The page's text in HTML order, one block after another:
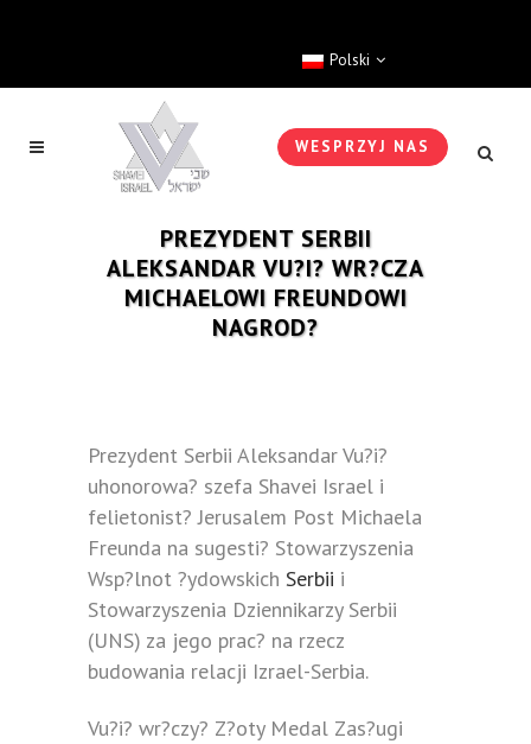
Polski
WESPRZYJ NAS
PREZYDENT SERBII
ALEKSANDAR VU?I? WR?CZA
MICHAELOWI FREUNDOWI
NAGROD?
Prezydent Serbii Aleksandar Vu?i?
uhonorowa? szefa Shavei Israel i
felietonist? Jerusalem Post Michaela
Freunda na sugesti? Stowarzyszenia
Wsp?lnot ?ydowskich Serbii i
Stowarzyszenia Dziennikarzy Serbii
(UNS) za jego prac? na rzecz
budowania relacji Izrael-Serbia.
Vu?i? wr?czy? Z?oty Medal Zas?ugi